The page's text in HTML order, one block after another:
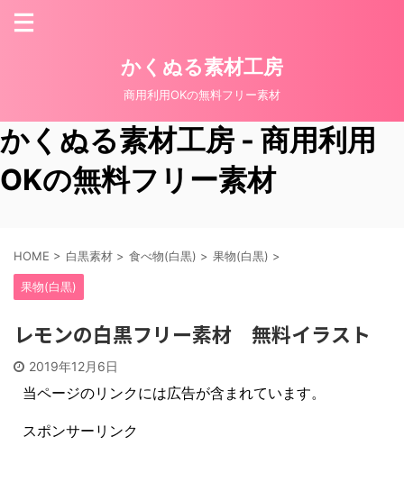
かくぬる素材工房
商用利用OKの無料フリー素材
かくぬる素材工房 - 商用利用
OKの無料フリー素材
HOME > 白黒素材 > 食べ物(白黒) > 果物(白黒) >
果物(白黒)
レモンの白黒フリー素材 無料イラスト
2019年12月6日
当ページのリンクには広告が含まれています。
スポンサーリンク